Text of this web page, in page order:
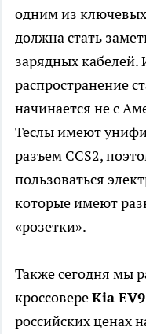
одним из
должна стать
зарядных
распространение
начинается не с
Теслы имеют
разъем CCS2,
пользоваться
которые имеют
«розетки».
Также сегодня мы
кроссовереKia EV9
российских ценах